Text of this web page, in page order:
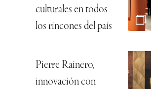
culturales en todos
los rincones del país
Pierre Rainero,
innovación con